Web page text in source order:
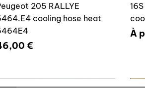
205 RALLYE
cooling hose heat
€
À